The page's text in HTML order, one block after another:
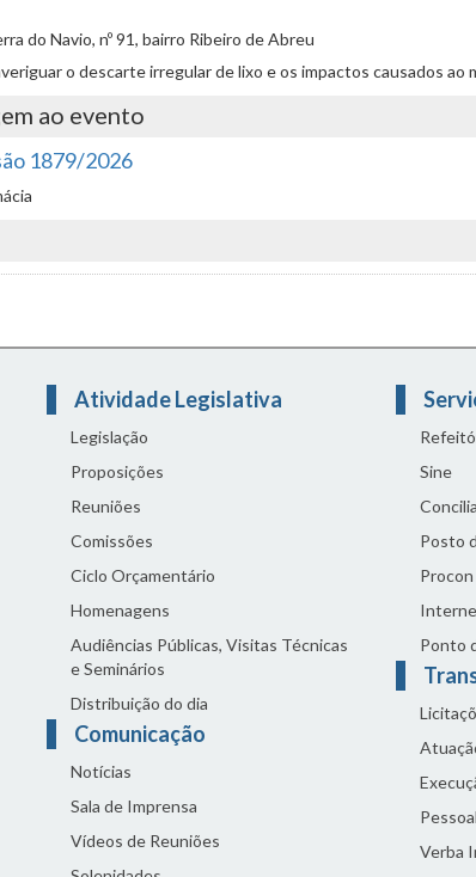
do Navio, nº 91, bairro Ribeiro de Abreu
o descarte irregular de lixo e os impactos causados
ao evento
1879/2026
Atividade Legislativa
Legislação
Proposições
Reuniões
Comissões
Ciclo Orçamentário
Homenagens
Audiências Públicas, Visitas Técnicas
e Seminários
Distribuição do dia
Comunicação
Notícias
Sala de Imprensa
Vídeos de Reuniões
Sine
Posto
Procon
Ponto
Pessoal
Verba